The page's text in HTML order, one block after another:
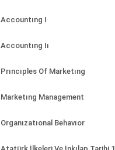
Accountıng I
Accountıng Iı
Prıncıples Of Marketıng
Marketıng Management
Organızatıonal Behavıor